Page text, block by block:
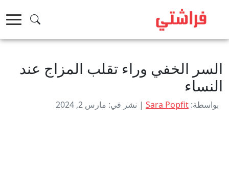
السر الخفي وراء تقلب المزاج عند
النساء
بواسطة: Sara Popfit | نشر في: مارس 2, 2024